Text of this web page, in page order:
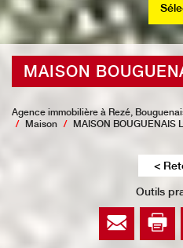
MAISON
Agence immobilière à Rezé,
Maison
MAISON BOUGUENAIS
<
Outils